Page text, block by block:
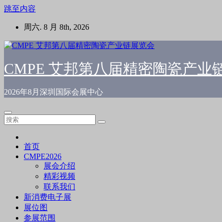
跳至内容
周六. 8 月 8th, 2026
CMPE 艾邦第八届精密陶瓷产业
2026年8月深圳国际会展中心
首页
CMPE2026
展会介绍
精彩视频
联系我们
新消费电子展
展位图
参展范围